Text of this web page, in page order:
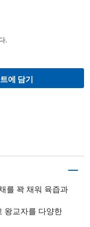
.
에 담기
를 꽉 채워 육즙과
왕교자를 다양한